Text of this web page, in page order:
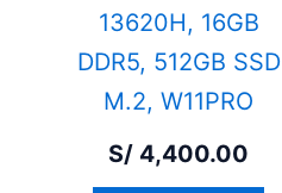
13620H, 16GB
DDR5, 512GB SSD
M.2, W11PRO
S/ 4,400.00